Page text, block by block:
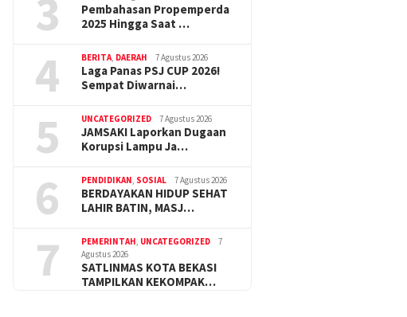
3
Pembahasan Propemperda
2025 Hingga Saat …
4 BERITA, DAERAH 7 Agustus 2026
Laga Panas PSJ CUP 2026!
Sempat Diwarnai…
5 UNCATEGORIZED 7 Agustus 2026
JAMSAKI Laporkan Dugaan
Korupsi Lampu Ja…
6 PENDIDIKAN, SOSIAL 7 Agustus 2026
BERDAYAKAN HIDUP SEHAT
LAHIR BATIN, MASJ…
7 PEMERINTAH, UNCATEGORIZED
7
Agustus 2026
SATLINMAS KOTA BEKASI
TAMPILKAN KEKOMPAK…